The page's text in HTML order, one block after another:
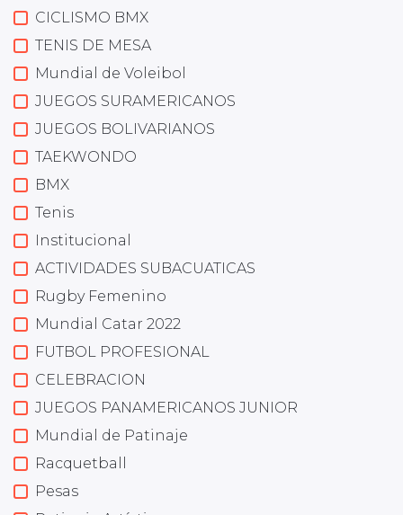
CICLISMO BMX
TENIS DE MESA
Mundial de Voleibol
JUEGOS SURAMERICANOS
JUEGOS BOLIVARIANOS
TAEKWONDO
BMX
Tenis
Institucional
ACTIVIDADES SUBACUATICAS
Rugby Femenino
Mundial Catar 2022
FUTBOL PROFESIONAL
CELEBRACION
JUEGOS PANAMERICANOS JUNIOR
Mundial de Patinaje
Racquetball
Pesas